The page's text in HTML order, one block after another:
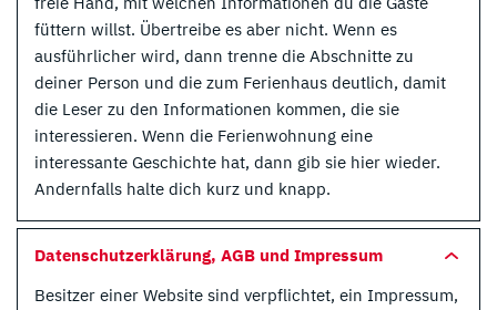
füttern willst. Übertreibe es aber nicht. Wenn es
ausführlicher wird, dann trenne die Abschnitte zu
deiner Person und die zum Ferienhaus deutlich, damit
die Leser zu den Informationen kommen, die sie
interessieren. Wenn die Ferienwohnung eine
interessante Geschichte hat, dann gib sie hier wieder.
Andernfalls halte dich kurz und knapp.
Datenschutzerklärung, AGB und Impressum
Besitzer einer Website sind verpflichtet, ein Impressum,